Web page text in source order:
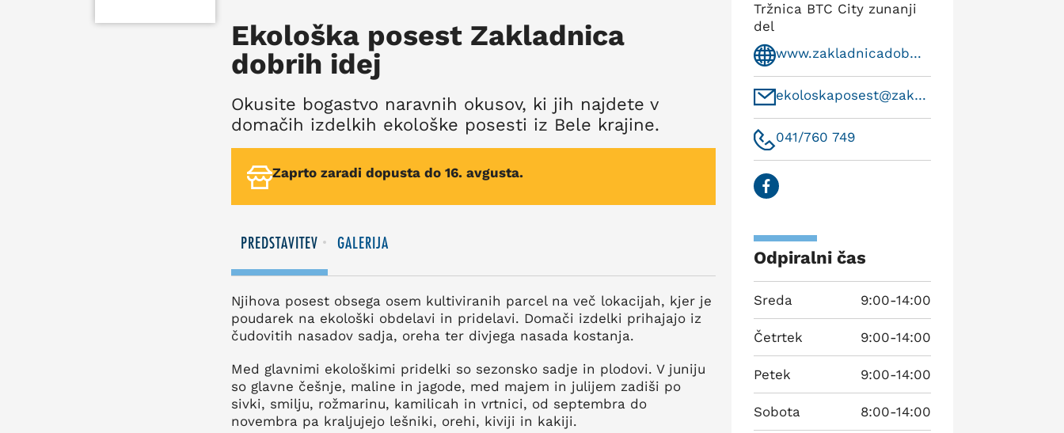
Ekološka posest Zakladnica
dobrih idej
Okusite bogastvo naravnih okusov, ki jih najdete v
domačih izdelkih ekološke posesti iz Bele krajine.
Zaprto zaradi dopusta do 16. avgusta.
PREDSTAVITEV GALERIJA
Njihova posest obsega osem kultiviranih parcel na več lokacijah, kjer je
poudarek na ekološki obdelavi in pridelavi. Domači izdelki prihajajo iz
čudovitih nasadov sadja, oreha ter divjega nasada kostanja.
Med glavnimi ekološkimi pridelki so sezonsko sadje in plodovi. V juniju
so glavne češnje, maline in jagode, med majem in julijem zadiši po
sivki, smilju, rožmarinu, kamilicah in vrtnici, od septembra do
novembra pa kraljujejo lešniki, orehi, kiviji in kakiji.
Tržnica BTC City zunanji
del
www.zakladnicadobrihidej.si
ekoloskaposest@zakladnicadobrihidej.si
041/760 749
Odpiralni čas
Sreda 9:00-14:00
Četrtek 9:00-14:00
Petek 9:00-14:00
Sobota 8:00-14:00